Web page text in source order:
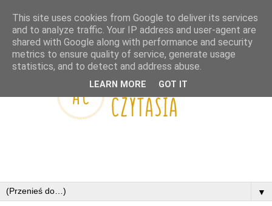
▼
This site uses cookies from Google to deliver its services
and to analyze traffic. Your IP address and user-agent are
shared with Google along with performance and security
metrics to ensure quality of service, generate usage
statistics, and to detect and address abuse.
LEARN MORE GOT IT